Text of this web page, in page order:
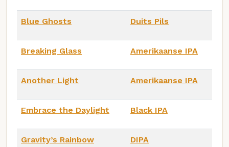
Blue Ghosts Duits Pils
Breaking Glass Amerikaanse IPA
Another Light Amerikaanse IPA
Embrace the Daylight Black IPA
Gravity’s Rainbow DIPA